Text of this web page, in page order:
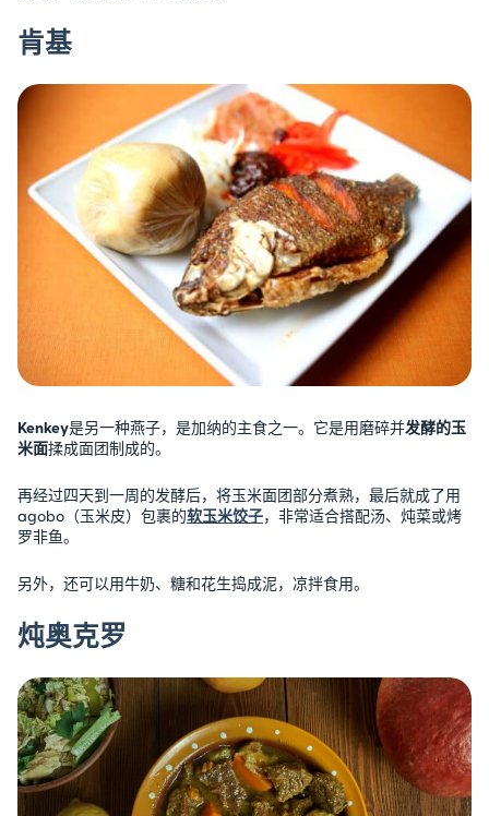
肯基
Kenkey是另一种燕子，是加纳的主食之一。它是用磨碎并发酵的玉
米面揉成面团制成的。
再经过四天到一周的发酵后，将玉米面团部分煮熟，最后就成了用
agobo（玉米皮）包裹的软玉米饺子，非常适合搭配汤、炖菜或烤
罗非鱼。
另外，还可以用牛奶、糖和花生捣成泥，凉拌食用。
炖奥克罗